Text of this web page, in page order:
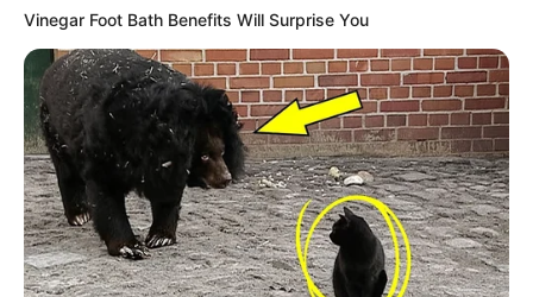
Vinegar Foot Bath Benefits Will Surprise You